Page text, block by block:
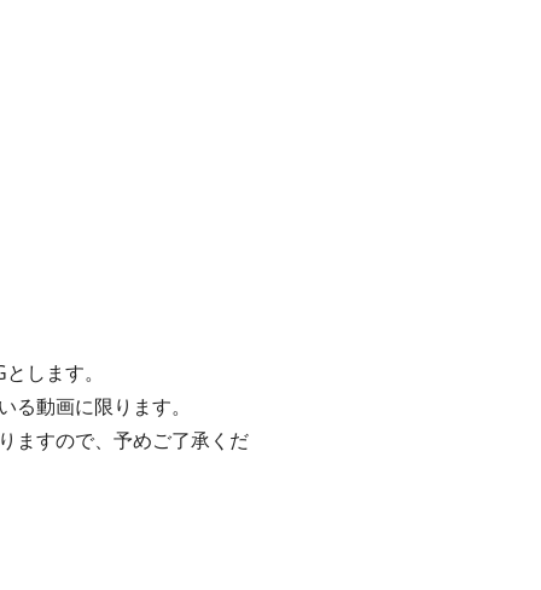
します。
動画に限ります。
ますので、予めご了承くだ